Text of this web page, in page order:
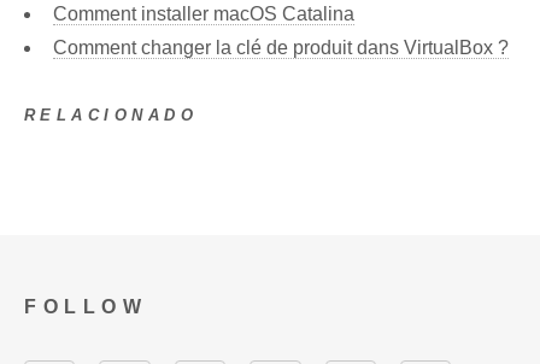
Comment installer macOS Catalina
Comment changer la clé de produit dans VirtualBox ?
RELACIONADO
FOLLOW